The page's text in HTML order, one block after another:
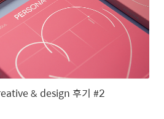
& design 후기 #2